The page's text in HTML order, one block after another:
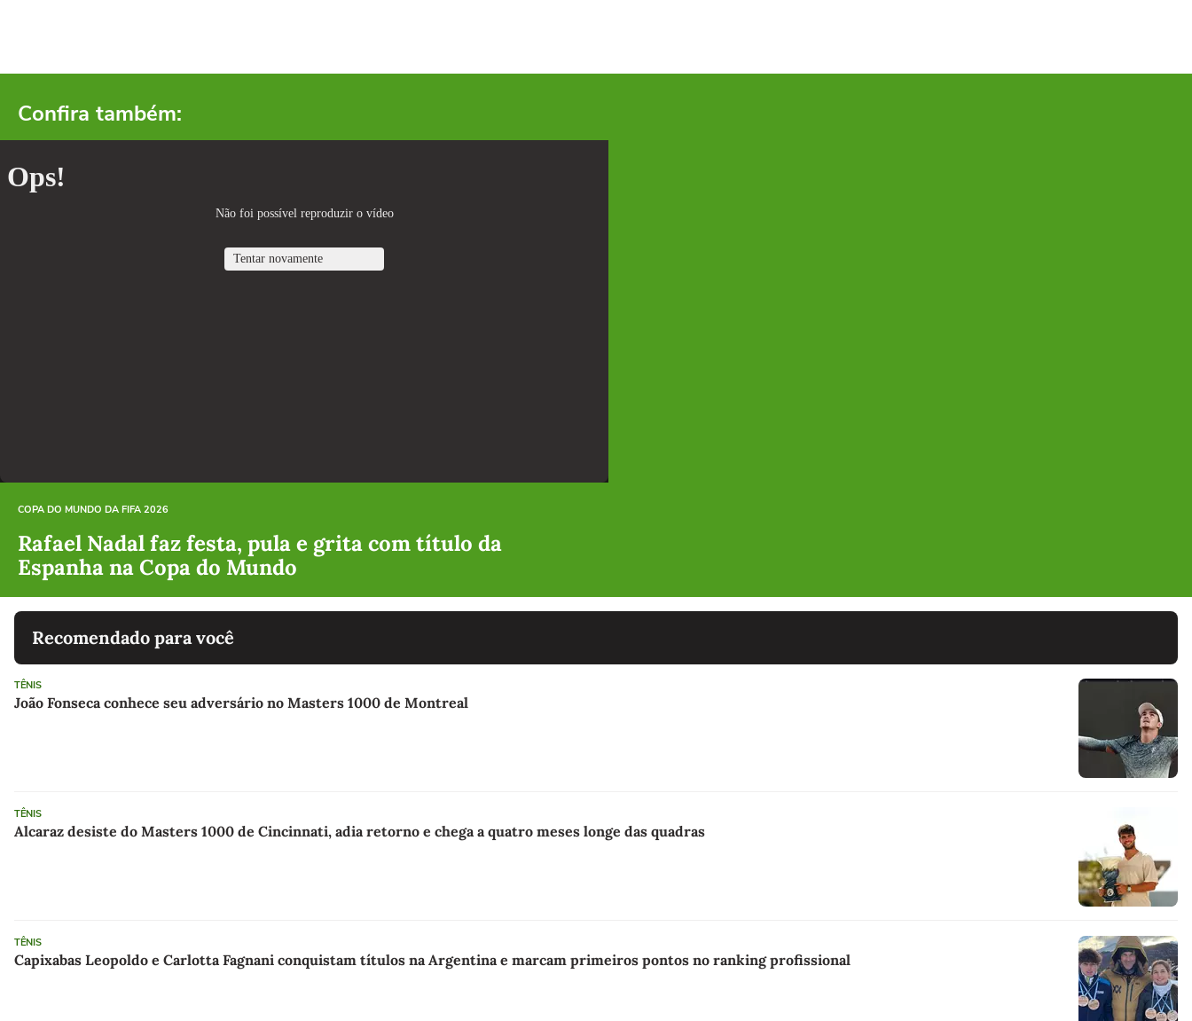
Confira também:
COPA DO MUNDO DA FIFA 2026
Rafael Nadal faz festa, pula e grita com título da
Espanha na Copa do Mundo
Recomendado para você
TÊNIS
João Fonseca conhece seu adversário no Masters 1000 de Montreal
TÊNIS
Alcaraz desiste do Masters 1000 de Cincinnati, adia retorno e chega a quatro meses longe das quadras
TÊNIS
Capixabas Leopoldo e Carlotta Fagnani conquistam títulos na Argentina e marcam primeiros pontos no ranking profissional